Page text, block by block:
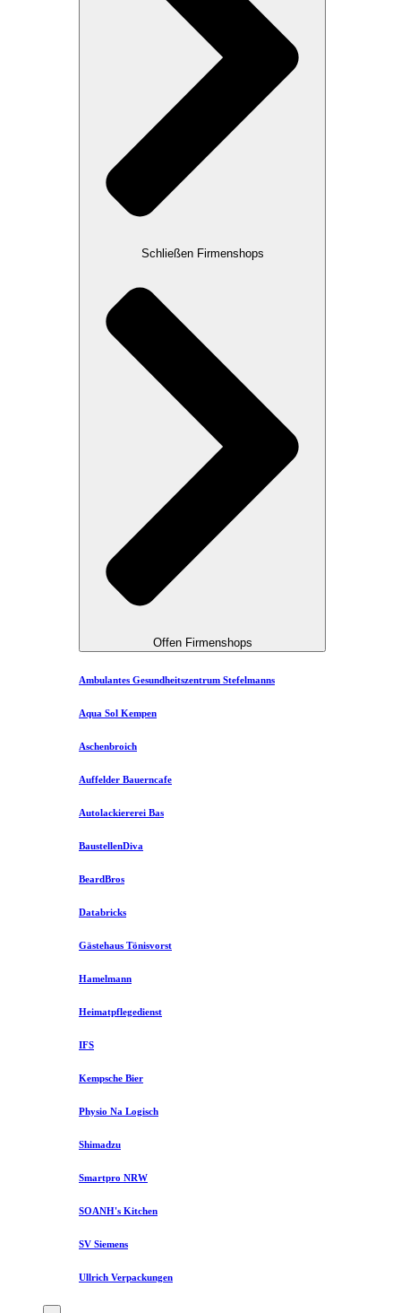
Schließen Firmenshops
Offen Firmenshops
Ambulantes Gesundheitszentrum Stefelmanns
Aqua Sol Kempen
Aschenbroich
Auffelder Bauerncafe
Autolackiererei Bas
BaustellenDiva
BeardBros
Databricks
Gästehaus Tönisvorst
Hamelmann
Heimatpflegedienst
IFS
Kempsche Bier
Physio Na Logisch
Shimadzu
Smartpro NRW
SOANH's Kitchen
SV Siemens
Ullrich Verpackungen